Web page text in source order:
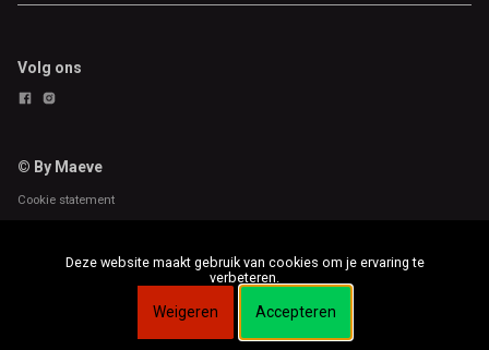
Volg ons
© By Maeve
Cookie statement
Deze website maakt gebruik van cookies om je ervaring te
verbeteren.
Weigeren Accepteren